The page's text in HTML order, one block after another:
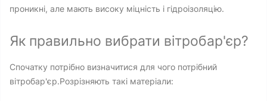
проникні, але мають високу міцність і гідроізоляцію.
Як правильно вибрати вітробар'єр?
Спочатку потрібно визначитися для чого потрібний
вітробар'єр.Розрізняють такі матеріали: